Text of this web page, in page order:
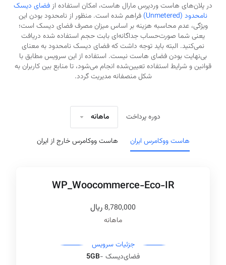
در پلان‌های هاست وردپرس مارال هاست، امکان استفاده ازفضای دیسک
نامحدود (Unmetered)
فراهم شده است. منظور از نامحدود بودن این
ویژگی، عدم محاسبه هزینه بر اساس میزان مصرف فضای دیسک است؛
یعنی شما صورت‌حساب جداگانه‌ای بابت حجم استفاده‌ شده دریافت
نمی‌کنید. البته باید توجه داشت که فضای دیسک نامحدود به معنای
بی‌نهایت بودن فضای هاست نیست. استفاده از این سرویس مطابق با
قوانین و شرایط استفاده تعیین‌شده انجام می‌شود، تا منابع بین کاربران به
شکل منصفانه مدیریت گردد.
هاست ووکامرس ایران هاست ووکامرس خارج از ایران
دوره پرداخت ماهانه
WP_Woocommerce-Eco-IR
8,780,000ريال
ماهانه
جزئیات سرویس‌
فضای‌دیسک -5GB